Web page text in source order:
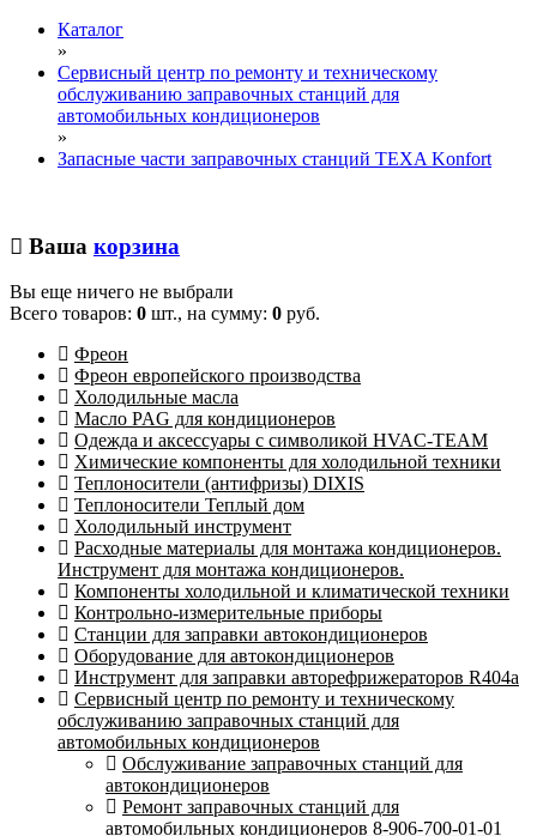
Каталог
»
Сервисный центр по ремонту и техническому
обслуживанию заправочных станций для
автомобильных кондиционеров
»
Запасные части заправочных станций TEXA Konfort
Ваша корзина
Вы еще ничего не выбрали
Всего товаров: 0 шт., на сумму: 0 руб.
Фреон
Фреон европейского производства
Холодильные масла
Масло PAG для кондиционеров
Одежда и аксессуары с символикой HVAC-TEAM
Химические компоненты для холодильной техники
Теплоносители (антифризы) DIXIS
Теплоносители Теплый дом
Холодильный инструмент
Расходные материалы для монтажа кондиционеров.
Инструмент для монтажа кондиционеров.
Компоненты холодильной и климатической техники
Контрольно-измерительные приборы
Станции для заправки автокондиционеров
Оборудование для автокондиционеров
Инструмент для заправки авторефрижераторов R404a
Сервисный центр по ремонту и техническому
обслуживанию заправочных станций для
автомобильных кондиционеров
Обслуживание заправочных станций для
автокондиционеров
Ремонт заправочных станций для
автомобильных кондиционеров 8-906-700-01-01